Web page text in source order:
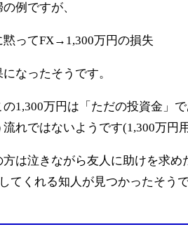
例ですが、
黙ってFX→1,300万円の損失
なったそうです。
の1,300万円は「ただの投資金」
れではないようです(1,300万円
は泣きながら友人に助けを求め
てくれる知人が見つかったそう